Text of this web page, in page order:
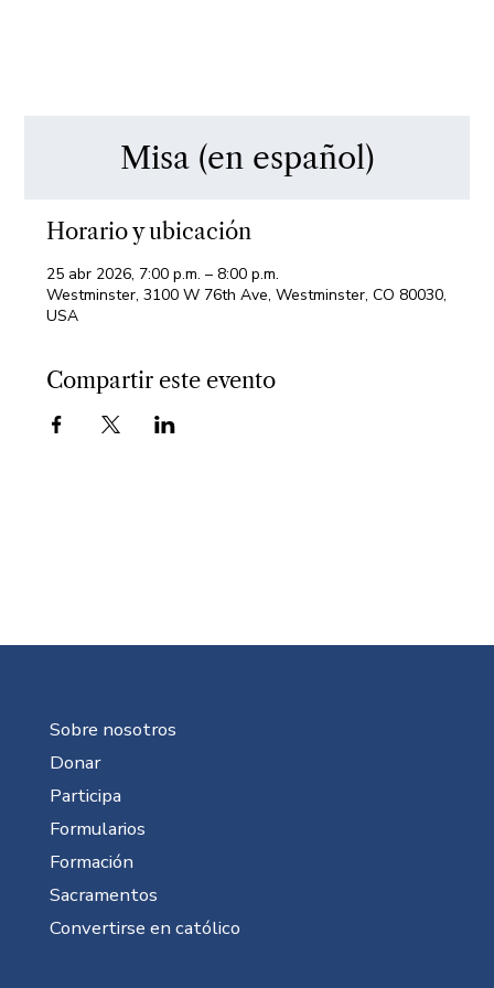
Misa (en español)
Horario y ubicación
25 abr 2026, 7:00 p.m. – 8:00 p.m.
Westminster, 3100 W 76th Ave, Westminster, CO 80030,
USA
Compartir este evento
Sobre nosotros
Donar
Participa
Formularios
Formación
Sacramentos
Convertirse en católico